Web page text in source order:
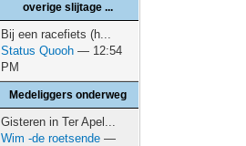
overige slijtage ...
Bij een racefiets (h...
Status Quooh — 12:54
PM
Medeliggers onderweg
Gisteren in Ter Apel...
Wim -de roetsende —